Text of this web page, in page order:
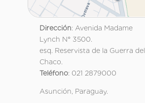
Dirección: Avenida Madame
Lynch N° 3500.
esq. Reservista de la Guerra del
Chaco.
Teléfono: 021 2879000
Asunción, Paraguay.